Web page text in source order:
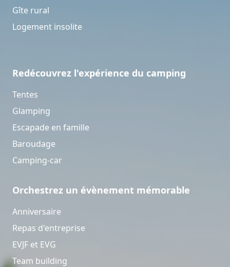
Gîte rural
Logement insolite
Redécouvrez l'expérience du camping
Tentes
Glamping
Escapade en famille
Baroudage
Camping-car
Orchestrez un évènement mémorable
Anniversaire
Repas d'entreprise
EVJF et EVG
Team building